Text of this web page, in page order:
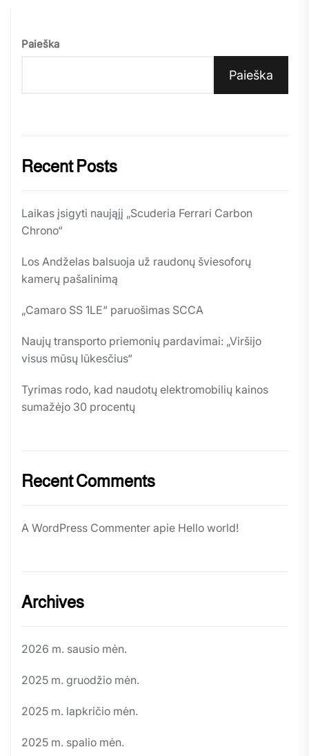
Paieška
Paieška
Recent Posts
Laikas įsigyti naująjį „Scuderia Ferrari Carbon
Chrono“
Los Andželas balsuoja už raudonų šviesoforų
kamerų pašalinimą
„Camaro SS 1LE“ paruošimas SCCA
Naujų transporto priemonių pardavimai: „Viršijo
visus mūsų lūkesčius“
Tyrimas rodo, kad naudotų elektromobilių kainos
sumažėjo 30 procentų
Recent Comments
A WordPress Commenter apie Hello world!
Archives
2026 m. sausio mėn.
2025 m. gruodžio mėn.
2025 m. lapkričio mėn.
2025 m. spalio mėn.